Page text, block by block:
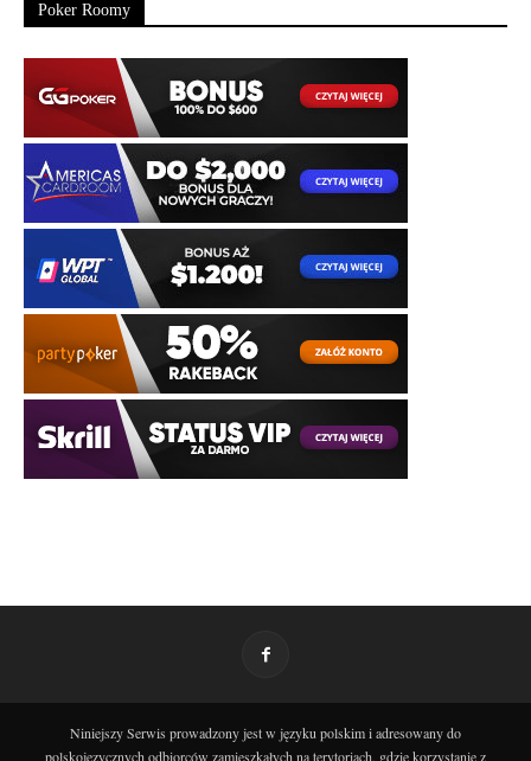
Poker Roomy
Niniejszy Serwis prowadzony jest w języku polskim i adresowany do
polskojęzycznych odbiorców zamieszkałych na terytoriach, gdzie korzystanie z